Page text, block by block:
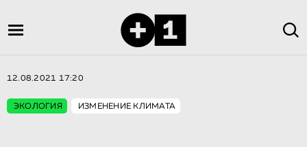
12.08.2021 17:20
ЭКОЛОГИЯ ИЗМЕНЕНИЕ КЛИМАТА